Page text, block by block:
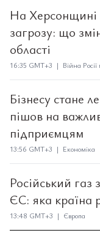
На Херсонщині
загрозу: що
області
16:35 GMT+3 | Війна Росії
Бізнесу стане
пішов на
підприємцям
13:56 GMT+3 | Економіка
Російський
ЄС: яка країна
13:48 GMT+3 | Європа